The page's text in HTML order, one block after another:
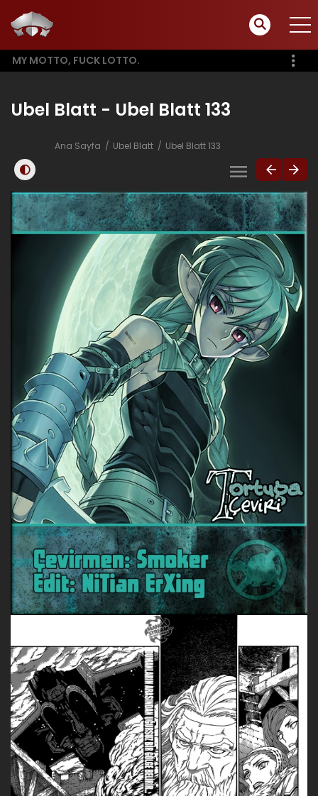
MY MOTTO, FUCK LOTTO.
Ubel Blatt - Ubel Blatt 133
Ana Sayfa Ubel Blatt Ubel Blatt 133